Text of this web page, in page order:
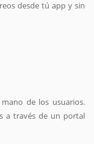
desde tú app y sin
de los usuarios.
a través de un portal